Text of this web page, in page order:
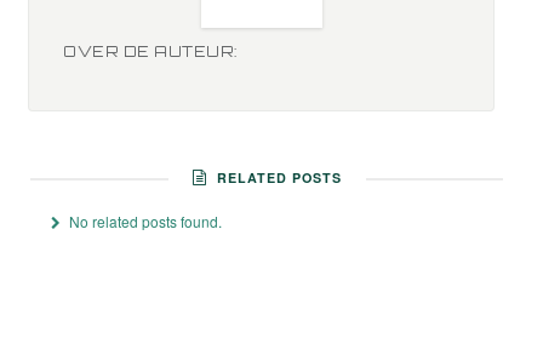
OVER DE AUTEUR:
RELATED POSTS
No related posts found.